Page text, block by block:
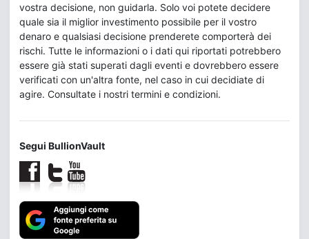
vostra decisione, non guidarla. Solo voi potete decidere
quale sia il miglior investimento possibile per il vostro
denaro e qualsiasi decisione prenderete comporterà dei
rischi. Tutte le informazioni o i dati qui riportati potrebbero
essere già stati superati dagli eventi e dovrebbero essere
verificati con un'altra fonte, nel caso in cui decidiate di
agire. Consultate i nostri termini e condizioni.
Segui BullionVault